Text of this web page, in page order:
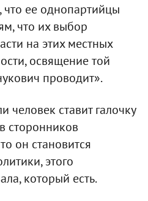
ее однопартийцы
что их выбор
на этих местных
освящение той
проводит».
человек ставит галочку
сторонников
он становится
этого
который есть.